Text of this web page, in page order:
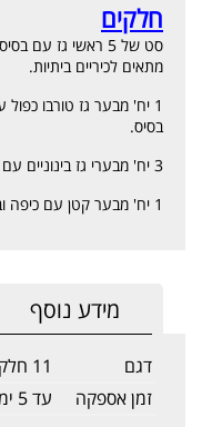
חלקים
סט של 5 ראשי גז עם בסיס וכיפות שחורות בציפוי אמאיל (11 חלקים)
מתאים לכיריים ביתיות.
1 יח' מבער גז טורבו
בסיס.
3 יח' מבערי גז בינוניים עם כיפה כולל יחידת בסיס מבער.
1 יח' מבער קטן עם כיפה ובסיס.
מידע נוסף
דגם
11 חלקים
זמן אספקה
עד 5 ימי עסקים